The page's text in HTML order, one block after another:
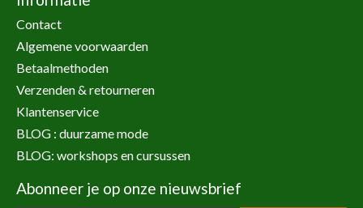
Contact
Algemene voorwaarden
Betaalmethoden
Verzenden & retourneren
Klantenservice
BLOG : duurzame mode
BLOG: workshops en cursussen
Abonneer je op onze nieuwsbrief